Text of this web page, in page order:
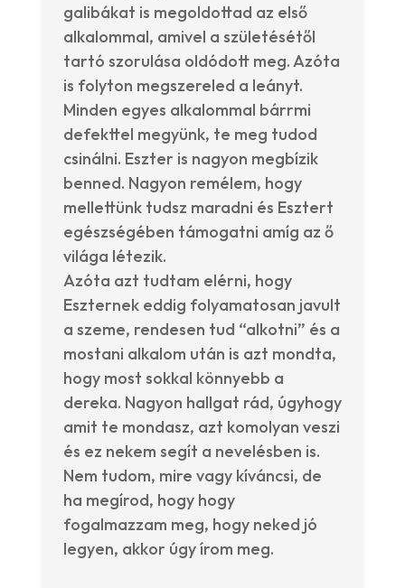
galibákat is megoldottad az első
alkalommal, amivel a születésétől
tartó szorulása oldódott meg. Azóta
is folyton megszereled a leányt.
Minden egyes alkalommal bárrmi
defekttel megyünk, te meg tudod
csinálni. Eszter is nagyon megbízik
benned. Nagyon remélem, hogy
mellettünk tudsz maradni és Esztert
egészségében támogatni amíg az ő
világa létezik.
Azóta azt tudtam elérni, hogy
Eszternek eddig folyamatosan javult
a szeme, rendesen tud “alkotni” és a
mostani alkalom után is azt mondta,
hogy most sokkal könnyebb a
dereka. Nagyon hallgat rád, úgyhogy
amit te mondasz, azt komolyan veszi
és ez nekem segít a nevelésben is.
Nem tudom, mire vagy kíváncsi, de
ha megírod, hogy hogy
fogalmazzam meg, hogy neked jó
legyen, akkor úgy írom meg.